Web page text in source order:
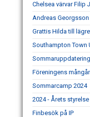
Chelsea värvar Filip
Andreas
Grattis Hilda till
Southampton Town
Sommaruppdatering
Föreningens
Sommarcamp 2024
2024 - Årets
Finbesök på IP